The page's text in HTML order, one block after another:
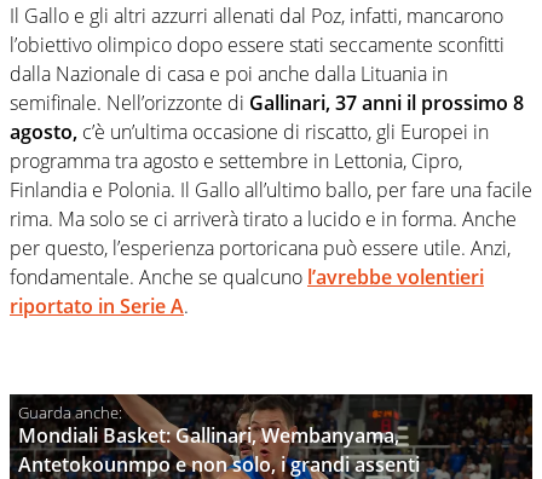
Il Gallo e gli altri azzurri allenati dal Poz, infatti, mancarono
l’obiettivo olimpico dopo essere stati seccamente sconfitti
dalla Nazionale di casa e poi anche dalla Lituania in
semifinale. Nell’orizzonte di Gallinari, 37 anni il prossimo 8
agosto, c’è un’ultima occasione di riscatto, gli Europei in
programma tra agosto e settembre in Lettonia, Cipro,
Finlandia e Polonia. Il Gallo all’ultimo ballo, per fare una facile
rima. Ma solo se ci arriverà tirato a lucido e in forma. Anche
per questo, l’esperienza portoricana può essere utile. Anzi,
fondamentale. Anche se qualcuno l’avrebbe volentieri
riportato in Serie A.
Mondiali Basket: Gallinari, Wembanyama,
Antetokounmpo e non solo, i grandi assenti